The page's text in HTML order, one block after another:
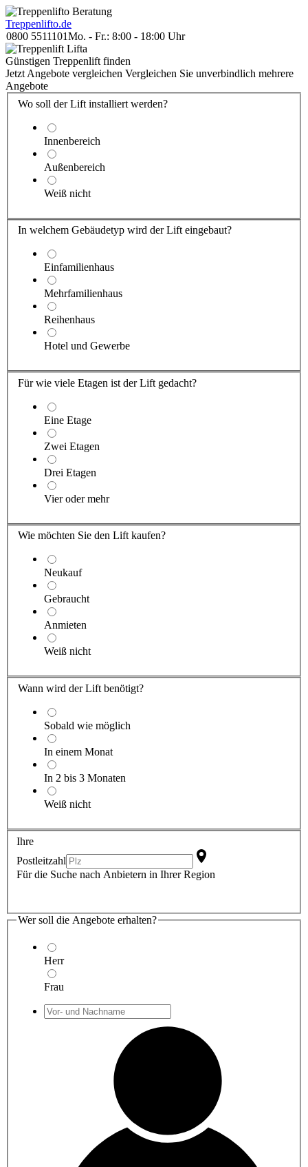
Treppenlifto.de
0800 5511101Mo. - Fr.: 8:00 - 18:00 Uhr
Günstigen Treppenlift finden
Jetzt Angebote vergleichen Vergleichen Sie unverbindlich mehrere
Angebote
Wo soll der Lift installiert werden?
Innenbereich
Außenbereich
Weiß nicht
In welchem Gebäudetyp wird der Lift eingebaut?
Einfamilienhaus
Mehrfamilienhaus
Reihenhaus
Hotel und Gewerbe
Für wie viele Etagen ist der Lift gedacht?
Eine Etage
Zwei Etagen
Drei Etagen
Vier oder mehr
Wie möchten Sie den Lift kaufen?
Neukauf
Gebraucht
Anmieten
Weiß nicht
Wann wird der Lift benötigt?
Sobald wie möglich
In einem Monat
In 2 bis 3 Monaten
Weiß nicht
Ihre
Postleitzahl
Für die Suche nach Anbietern in Ihrer Region
Wer soll die Angebote erhalten?
Herr
Frau